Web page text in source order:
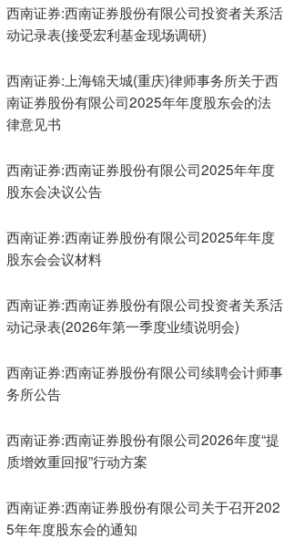
西南证券:西南证券股份有限公司投资者关系活
动记录表(接受宏利基金现场调研)
西南证券:上海锦天城(重庆)律师事务所关于西
南证券股份有限公司2025年年度股东会的法
律意见书
西南证券:西南证券股份有限公司2025年年度
股东会决议公告
西南证券:西南证券股份有限公司2025年年度
股东会会议材料
西南证券:西南证券股份有限公司投资者关系活
动记录表(2026年第一季度业绩说明会)
西南证券:西南证券股份有限公司续聘会计师事
务所公告
西南证券:西南证券股份有限公司2026年度“提
质增效重回报”行动方案
西南证券:西南证券股份有限公司关于召开202
5年年度股东会的通知